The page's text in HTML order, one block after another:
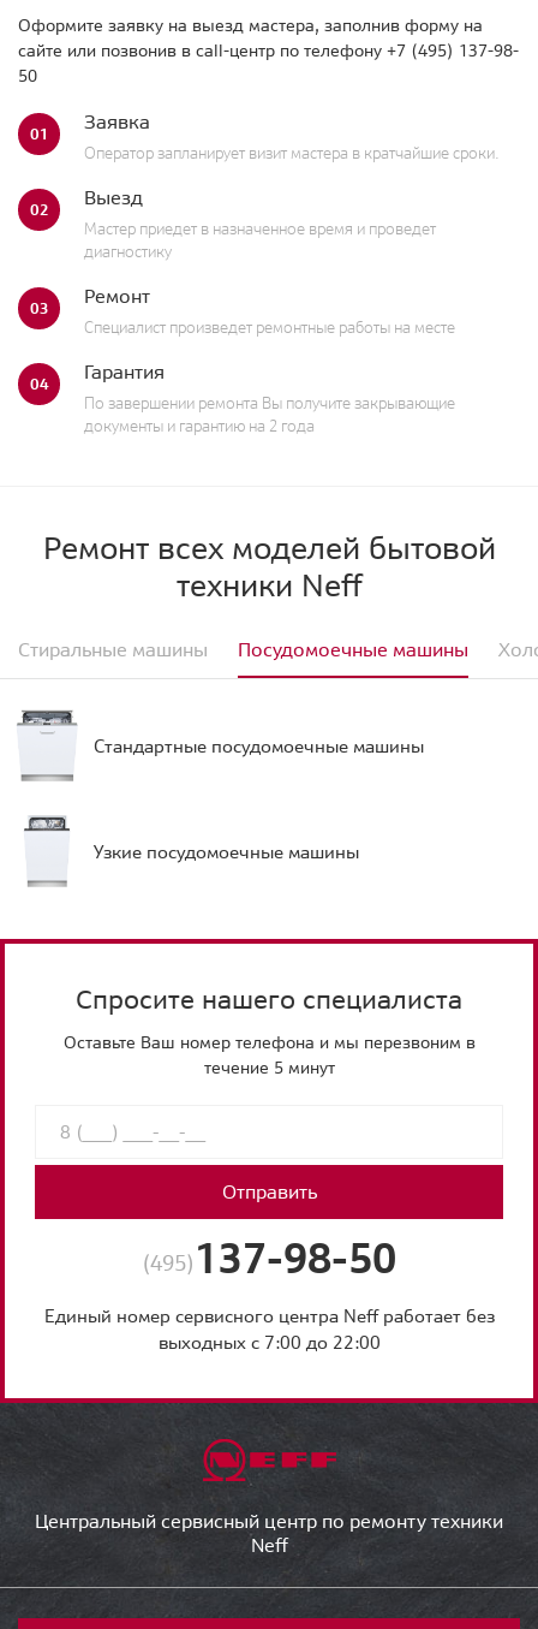
Оформите заявку на выезд мастера, заполнив форму на
сайте или позвонив в call-центр по телефону +7 (495) 137-98-
50
01 Заявка
Оператор запланирует визит мастера в кратчайшие сроки.
02 Выезд
Мастер приедет в назначенное время и проведет
диагностику
03 Ремонт
Специалист произведет ремонтные работы на месте
04 Гарантия
По завершении ремонта Вы получите закрывающие
документы и гарантию на 2 года
Ремонт всех моделей бытовой
техники Neff
Стиральные машины Посудомоечные машины
Стандартные посудомоечные машины
Узкие посудомоечные машины
Спросите нашего специалиста
Оставьте Ваш номер телефона и мы перезвоним в
течение 5 минут
Отправить
(495) 137-98-50
Единый номер сервисного центра Neff работает без
выходных с 7:00 до 22:00
Центральный сервисный центр по ремонту техники
Neff